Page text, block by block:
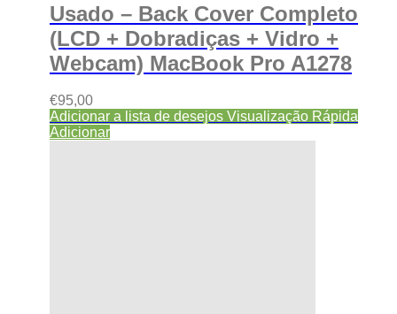
Usado – Back Cover Completo
(LCD + Dobradiças + Vidro +
Webcam) MacBook Pro A1278
€95,00
Adicionar a lista de desejos Visualização Rápida
Adicionar